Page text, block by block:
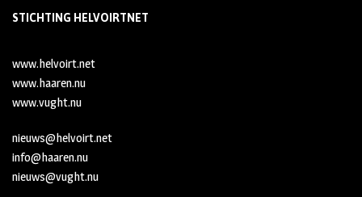
STICHTING HELVOIRTNET
www.helvoirt.net
www.haaren.nu
www.vught.nu
nieuws@helvoirt.net
info@haaren.nu
nieuws@vught.nu